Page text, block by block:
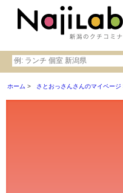
ホーム さとおっさんさんのマイページ